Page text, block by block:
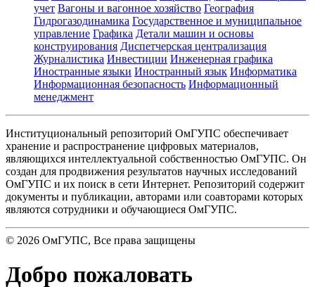
учет Вагоны и вагонное хозяйство География
Гидрогазодинамика Государственное и муниципальное
управление Графика Детали машин и основы
конструирования Диспетчерская централизация
Журналистика Инвестиции Инженерная графика
Иностранные языки Иностранный язык Информатика
Информационная безопасность Информационный
менеджмент
Институциональный репозиторий ОмГУПС обеспечивает
хранение и распространение цифровых материалов,
являющихся интеллектуальной собственностью ОмГУПС. Он
создан для продвижения результатов научных исследований
ОмГУПС и их поиск в сети Интернет. Репозиторий содержит
документы и публикации, авторами или соавторами которых
являются сотрудники и обучающиеся ОмГУПС.
© 2026 ОмГУПС, Все права защищены
Добро пожаловать